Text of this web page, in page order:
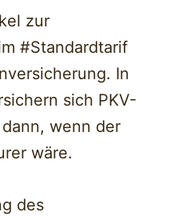
zur
#Standardtarif
In
sich PKV-
wenn der
wäre.
des